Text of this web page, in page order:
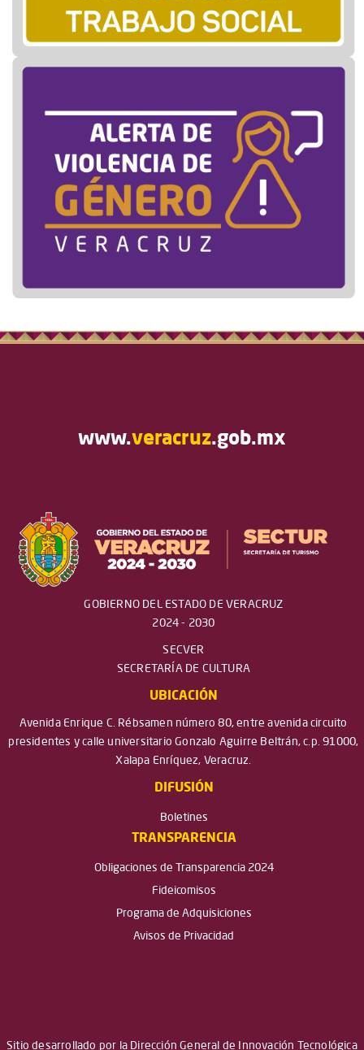
www.veracruz.gob.mx
GOBIERNO DEL ESTADO DE VERACRUZ
2024 - 2030
SECVER
SECRETARÍA DE CULTURA
UBICACIÓN
Avenida Enrique C. Rébsamen número 80, entre avenida circuito
presidentes y calle universitario Gonzalo Aguirre Beltrán, c.p. 91000,
Xalapa Enríquez, Veracruz.
DIFUSIÓN
Boletines
TRANSPARENCIA
Obligaciones de Transparencia 2024
Fideicomisos
Programa de Adquisiciones
Avisos de Privacidad
Sitio desarrollado por la Dirección General de Innovación Tecnológica